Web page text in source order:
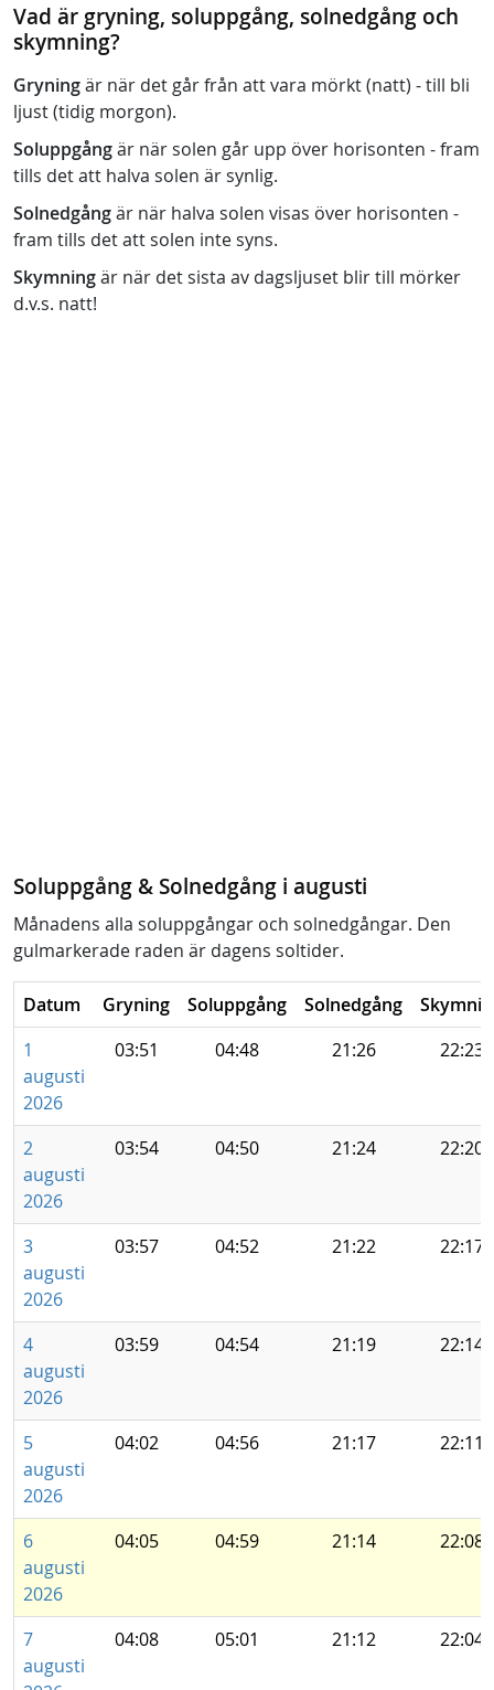
Vad är gryning, soluppgång, solnedgång och
skymning?
Gryningär när det går från att vara mörkt (natt) - till bli
ljust (tidig morgon).
Soluppgångär när solen går upp över horisonten - fram
tills det att halva solen är synlig.
Solnedgångär när halva solen visas över horisonten -
fram tills det att solen inte syns.
Skymningär när det sista av dagsljuset blir till mörker
d.v.s. natt!
Soluppgång & Solnedgång i augusti
Månadens alla soluppgångar och solnedgångar. Den
gulmarkerade raden är dagens soltider.
Datum Gryning Soluppgång Solnedgång
1
augusti
2026
03:51 04:48 21:26 22:23
2
augusti
2026
03:54 04:50 21:24 22:20
3
augusti
2026
03:57 04:52 21:22 22:17
4
augusti
2026
03:59 04:54 21:19 22:14
5
augusti
2026
04:02 04:56 21:17 22:11
6
augusti
2026
04:05 04:59 21:14 22:08
7
augusti
04:08 05:01 21:12 22:04